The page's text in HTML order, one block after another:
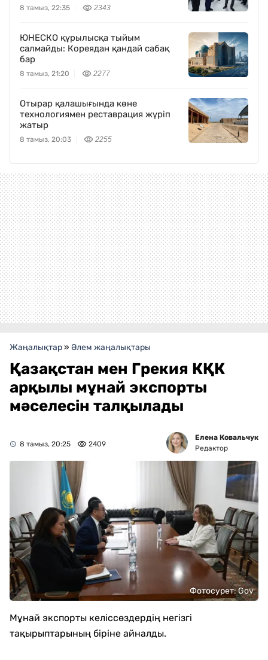
8 тамыз, 22:35 2343
ЮНЕСКО құрылысқа тыйым
салмайды: Кореядан қандай сабақ
бар
8 тамыз, 21:20 2277
Отырар қалашығында көне
технологиямен реставрация жүріп
жатыр
8 тамыз, 20:03 2255
Жаңалықтар» Әлем жаңалықтары
Қазақстан мен Грекия КҚК
арқылы мұнай экспорты
мәселесін талқылады
8 тамыз, 20:25 2409
Елена Ковальчук
Редактор
Фотосурет: Gov
Мұнай экспорты келіссөздердің негізгі
тақырыптарының біріне айналды.